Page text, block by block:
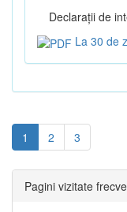
Declaraţii de
La 30 de
1 2 3
Pagini vizitate